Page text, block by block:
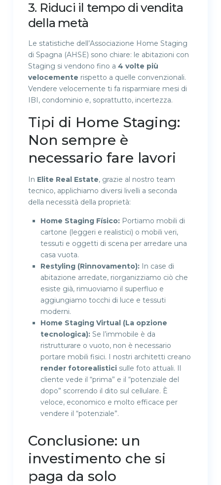
3. Riduci il tempo di vendita
della metà
Le statistiche dell’Associazione Home Staging
di Spagna (AHSE) sono chiare: le abitazioni con
Staging si vendono fino a 4 volte più
velocemente rispetto a quelle convenzionali.
Vendere velocemente ti fa risparmiare mesi di
IBI, condominio e, soprattutto, incertezza.
Tipi di Home Staging:
Non sempre è
necessario fare lavori
In Elite Real Estate, grazie al nostro team
tecnico, applichiamo diversi livelli a seconda
della necessità della proprietà:
Home Staging Físico: Portiamo mobili di
cartone (leggeri e realistici) o mobili veri,
tessuti e oggetti di scena per arredare una
casa vuota.
Restyling (Rinnovamento): In case di
abitazione arredate, riorganizziamo ciò che
esiste già, rimuoviamo il superfluo e
aggiungiamo tocchi di luce e tessuti
moderni.
Home Staging Virtual (La opzione
tecnologica): Se l’immobile è da
ristrutturare o vuoto, non è necessario
portare mobili fisici. I nostri architetti creano
render fotorealistici sulle foto attuali. Il
cliente vede il “prima” e il “potenziale del
dopo” scorrendo il dito sul cellulare. È
veloce, economico e molto efficace per
vendere il “potenziale”.
Conclusione: un
investimento che si
paga da solo